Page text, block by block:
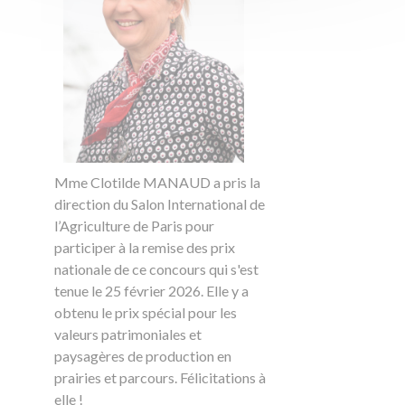
Mme Clotilde MANAUD a pris la
direction du Salon International de
l’Agriculture de Paris pour
participer à la remise des prix
nationale de ce concours qui s'est
tenue le 25 février 2026. Elle y a
obtenu le prix spécial pour les
valeurs patrimoniales et
paysagères de production en
prairies et parcours. Félicitations à
elle !